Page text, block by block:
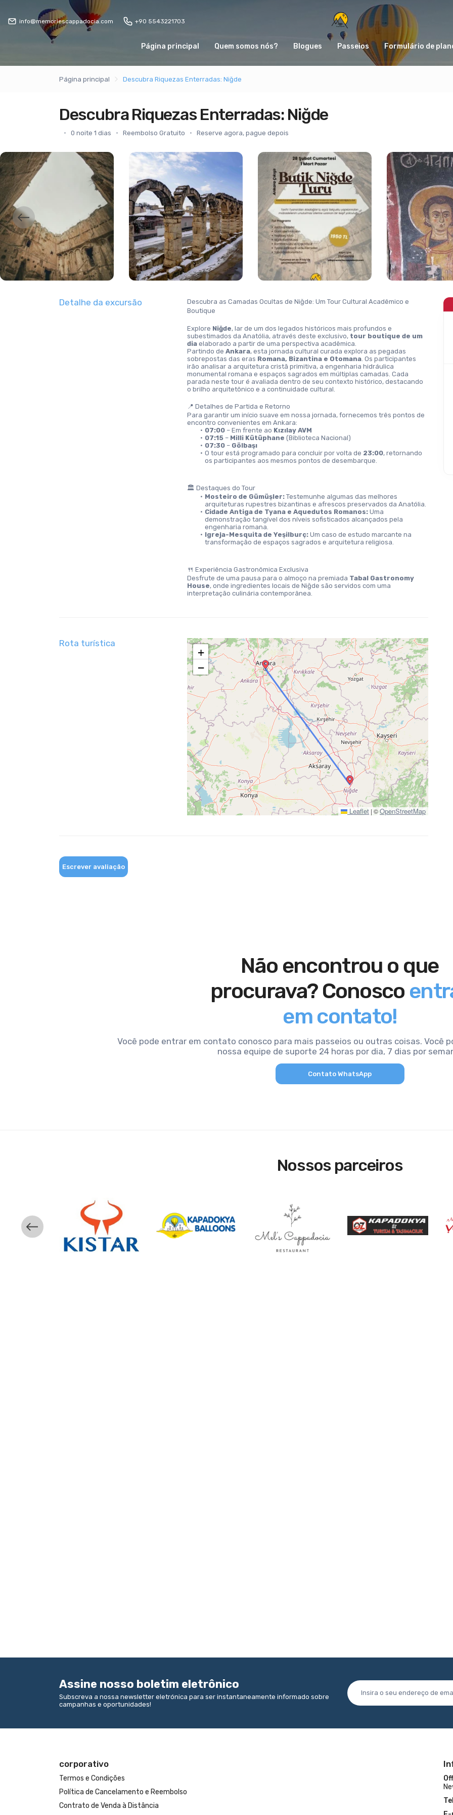
info@memoriescappadocia.com +90 5543221703
Página principal Quem somos nós? Blogues Passeios Formulário de
Página principal Descubra Riquezas Enterradas: Niğde
Descubra Riquezas Enterradas: Niğde
0 noite 1 dias Reembolso Gratuito Reserve agora, pague depois
Detalhe da excursão
Descubra as Camadas Ocultas de Niğde: Um Tour Cultural Acadêmico e
Boutique
Explore Niğde, lar de um dos legados históricos mais profundos e
subestimados da Anatólia, através deste exclusivo, tour boutique de um
dia elaborado a partir de uma perspectiva acadêmica.
Partindo de Ankara, esta jornada cultural curada explora as pegadas
sobrepostas das eras Romana, Bizantina e Otomana. Os participantes
irão analisar a arquitetura cristã primitiva, a engenharia hidráulica
monumental romana e espaços sagrados em múltiplas camadas. Cada
parada neste tour é avaliada dentro de seu contexto histórico, destacando
o brilho arquitetônico e a continuidade cultural.
📍 Detalhes de Partida e Retorno
Para garantir um início suave em nossa jornada, fornecemos três pontos de
encontro convenientes em Ankara:
07:00 – Em frente ao Kızılay AVM
07:15 – Milli Kütüphane (Biblioteca Nacional)
07:30 – Gölbaşı
O tour está programado para concluir por volta de 23:00, retornando
os participantes aos mesmos pontos de desembarque.
🏛️ Destaques do Tour
Mosteiro de Gümüşler: Testemunhe algumas das melhores
arquiteturas rupestres bizantinas e afrescos preservados da Anatólia.
Cidade Antiga de Tyana e Aquedutos Romanos: Uma
demonstração tangível dos níveis sofisticados alcançados pela
engenharia romana.
Igreja-Mesquita de Yeşilburç: Um caso de estudo marcante na
transformação de espaços sagrados e arquitetura religiosa.
🍴 Experiência Gastronômica Exclusiva
Desfrute de uma pausa para o almoço na premiada Tabal Gastronomy
House, onde ingredientes locais de Niğde são servidos com uma
interpretação culinária contemporânea.
Rota turística
+
−
Leaflet | ©OpenStreetMap
Escrever avaliação
Não encontrou o que
procurava? Conosco
em contato!
Você pode entrar em contato conosco para mais passeios ou outras coisas. Você
nossa equipe de suporte 24 horas por dia, 7 dias por
Contato WhatsApp
Nossos parceiros
Assine nosso boletim eletrônico
Subscreva a nossa newsletter eletrónica para ser instantaneamente informado sobre
campanhas e oportunidades!
corporativo
Termos e Condições
Política de Cancelamento e Reembolso
Contrato de Venda à Distância